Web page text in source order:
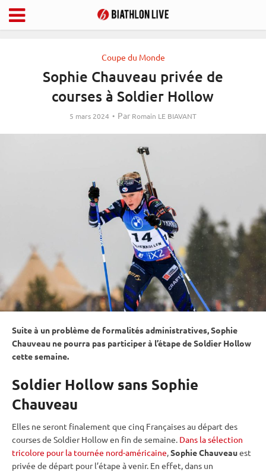
Coupe du Monde
Sophie Chauveau privée de
courses à Soldier Hollow
5 mars 2024 Par Romain LE BIAVANT
Suite à un problème de formalités administratives, Sophie
Chauveau ne pourra pas participer à l’étape de Soldier Hollow
cette semaine.
Soldier Hollow sans Sophie
Chauveau
Elles ne seront finalement que cinq Françaises au départ des
courses de Soldier Hollow en fin de semaine. Dans la sélection
tricolore pour la tournée nord-américaine,Sophie Chauveauest
privée de départ pour l’étape à venir. En effet, dans un